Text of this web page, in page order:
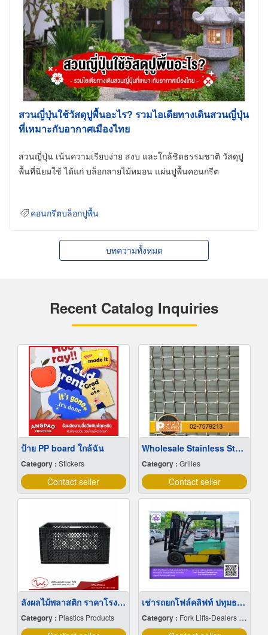
สวนญี่ปุ่นใช้วัสดุปูพื้นอะไร? รวมไอเดียทางเดินสวนญี่ปุ่น
ที่เหมาะกับอากาศเมืองไทย
สวนญี่ปุ่น เน้นความเรียบง่าย สงบ และใกล้ชิดธรรมชาติ วัสดุปู
พื้นที่นิยมใช้ ได้แก่ บล็อกลายไม้หมอน แผ่นปูพื้นคอนกรีต
คอนกรีตบล็อกปูพื้น
บทความทั้งหมด
Recent Catalog Inquiries
ป้าย PP board ใกล้ฉัน
Category : Stickers
Contact seller
Wholesale Stainless Steel Wire Netting
Category : Grilles
Contact seller
ลังผลไม้พลาสติก ราคาโรงงาน
Category : Plastics Products
เช่ารถยกโฟล์คลิฟท์ ปทุมธานี
Category : Fork Lifts-Dealers & Service